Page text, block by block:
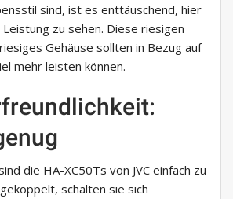
sind, ist es enttäuschend, hier
zu sehen. Diese riesigen
Gehäuse sollten in Bezug auf
mehr leisten können.
die HA-XC50Ts von JVC einfach zu
schalten sie sich